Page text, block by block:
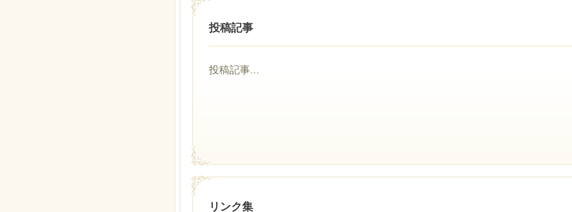
投稿記事
投稿記事...
リンク集